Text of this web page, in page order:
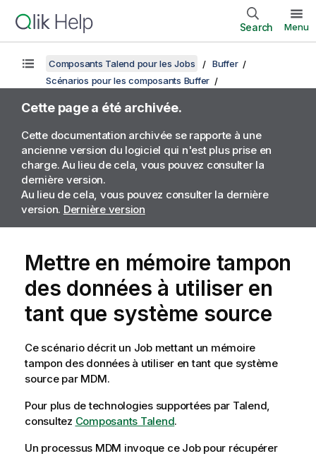
Search Menu
Composants Talend pour les Jobs
Buffer
Scénarios pour les composants Buffer
Cette page a été archivée.
Cette documentation archivée se rapporte à une
ancienne version du logiciel qui n'est plus prise en
charge. Au lieu de cela, vous pouvez consulter la
dernière version.
Au lieu de cela, vous pouvez consulter la dernière
version. Dernière version
Mettre en mémoire tampon
des données à utiliser en
tant que système source
Ce scénario décrit un Job mettant un mémoire
tampon des données à utiliser en tant que système
source par MDM.
Pour plus de technologies supportées par Talend,
consultez Composants Talend.
Un processus MDM invoque ce Job pour récupérer